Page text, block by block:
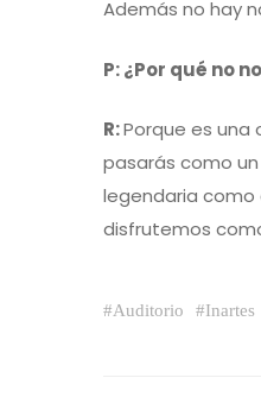
Además no hay
P: ¿Por qué no
R:Porque es una
pasarás como
legendaria como
disfrutemos
#Auditorio #Inartes